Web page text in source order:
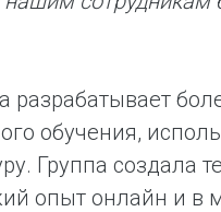
разрабатывает
обучения,
Группа
опыт онлайн и в